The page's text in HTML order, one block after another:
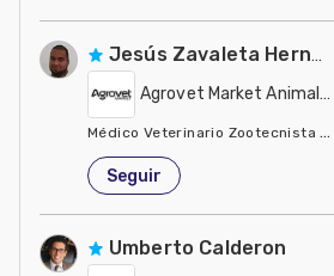
Jesús Zavaleta
Agrovet Market Animal
Médico Veterinario Zootecnista /
México
Seguir
Umberto Calderon